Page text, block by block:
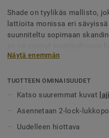
Shade on tyylikäs mallisto,
lattioita monissa eri
suunniteltu sopimaan
Tutustu kauneuteen ja
Näytä enemmän
TUOTTEEN OMINAISUUDET
Katso suuremmat kuvat
Asennetaan 2-lock-
Uudelleen hiottava